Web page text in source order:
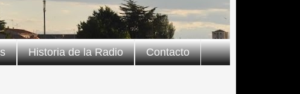
Historia de la Radio Contacto